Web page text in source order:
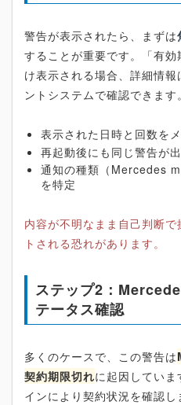
警告が表示されたら、まずは
することが重要です。「有
け表示される場合、詳細情
ントシステムで確認できます。
表示された日時と回数を
再起動後にも同じ警告が
通知の種類（Mercedes
を特定
内容が不明なまま自己判断
トされる恐れがあります。
ステップ2：
テータス確認
多くのケースで、この警告は
契約期限切れに起因してい
インにより契約状況を確認し